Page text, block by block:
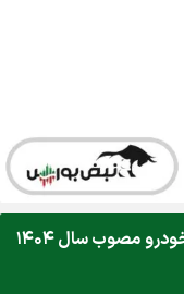
لیست قیمت جدید ۴ محصولات برند فونیکس با افزایش ۱ درصدی مربوط به مالیات نقل و انتقال خودرو مصوب سال ۱۴۰۴